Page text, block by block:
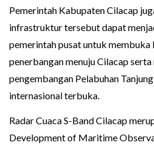
Pemerintah Kabupaten Cilacap
infrastruktur tersebut dapat
pemerintah pusat untuk membuka
penerbangan menuju Cilacap
pengembangan Pelabuhan
internasional terbuka.
Radar Cuaca S-Band Cilacap
Development of Maritime